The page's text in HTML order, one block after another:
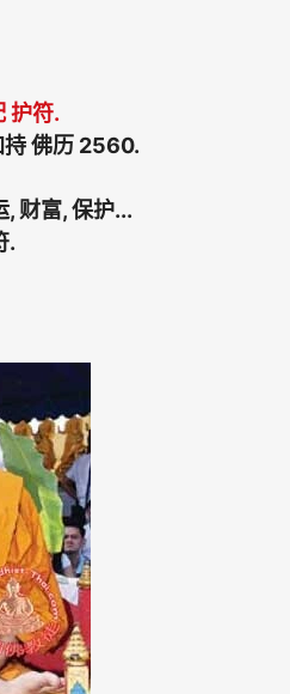
护符.
持 佛历 2560.
, 财富, 保护...
.